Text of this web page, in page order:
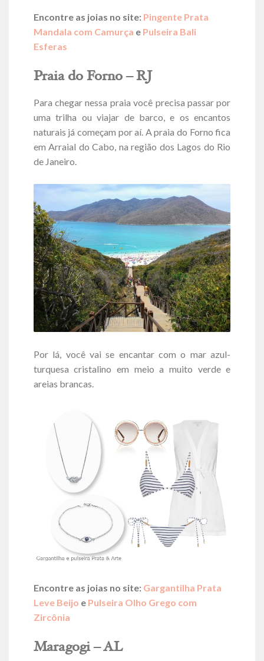
Encontre as joias no site: Pingente Prata
Mandala com Camurça e Pulseira Bali
Esferas
Praia do Forno – RJ
Para chegar nessa praia você precisa passar por
uma trilha ou viajar de barco, e os encantos
naturais já começam por aí. A praia do Forno fica
em Arraial do Cabo, na região dos Lagos do Rio
de Janeiro.
Por lá, você vai se encantar com o mar azul-
turquesa cristalino em meio a muito verde e
areias brancas.
Encontre as joias no site: Gargantilha Prata
Leve Beijo e Pulseira Olho Grego com
Zircônia
Maragogi – AL